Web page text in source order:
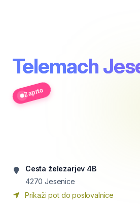
Telemach
Zaprto
Cesta železarjev 4B
4270 Jesenice
Prikaži pot do poslovalnice